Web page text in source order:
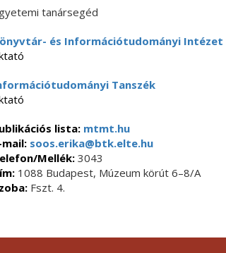
tanársegéd
és Információtudományi Intézet
Tanszék
lista: mtmt.hu
mail:soos.erika@btk.elte.hu
Mellék:3043
1088 Budapest, Múzeum körút 6–8/A
Fszt. 4.